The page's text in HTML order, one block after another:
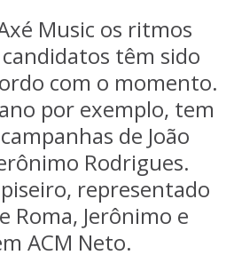
Music os ritmos
têm sido
com o momento.
por exemplo, tem
de João
Rodrigues.
representado
Roma, Jerônimo e
ACM Neto.